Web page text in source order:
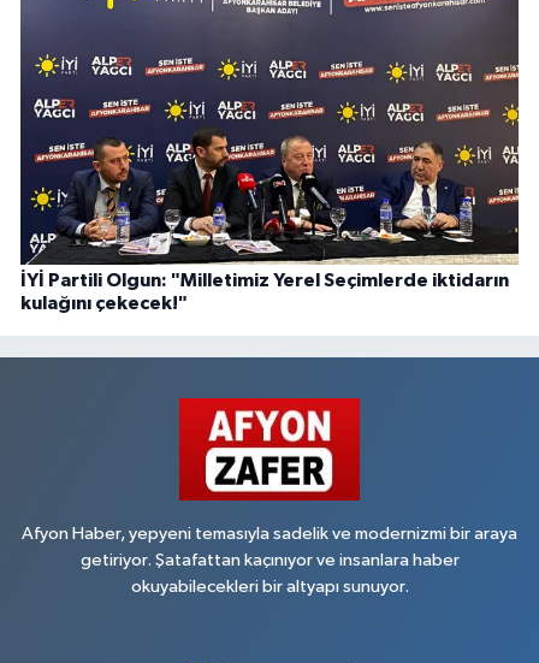
İYİ Partili Olgun: "Milletimiz Yerel Seçimlerde iktidarın
kulağını çekecek!"
Afyon Haber, yepyeni temasıyla sadelik ve modernizmi bir araya
getiriyor. Şatafattan kaçınıyor ve insanlara haber
okuyabilecekleri bir altyapı sunuyor.